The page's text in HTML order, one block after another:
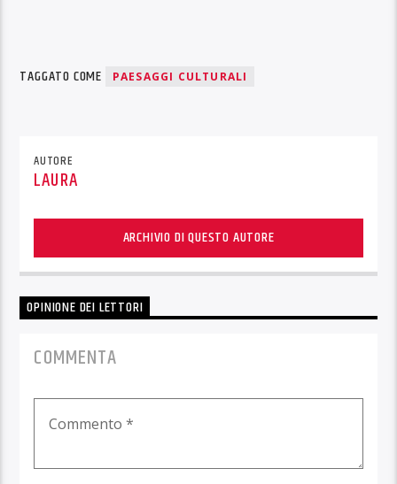
TAGGATO COME PAESAGGI CULTURALI
AUTORE
LAURA
ARCHIVIO DI QUESTO AUTORE
OPINIONE DEI LETTORI
COMMENTA